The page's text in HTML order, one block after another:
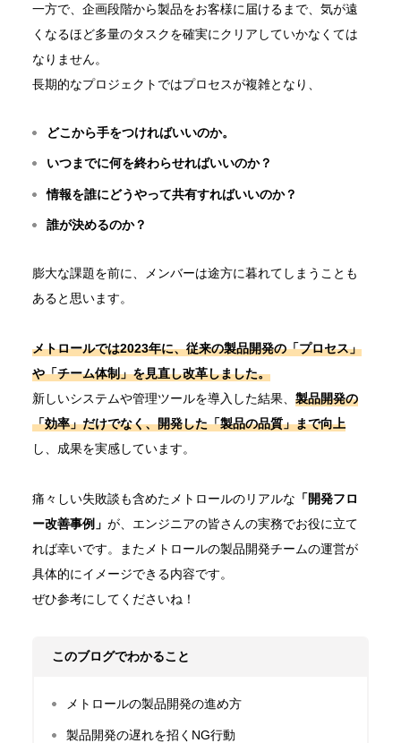
一方で、企画段階から製品をお客様に届けるまで、気が遠
くなるほど多量のタスクを確実にクリアしていかなくては
なりません。
長期的なプロジェクトではプロセスが複雑となり、
どこから手をつければいいのか。
いつまでに何を終わらせればいいのか？
情報を誰にどうやって共有すればいいのか？
誰が決めるのか？
膨大な課題を前に、メンバーは途方に暮れてしまうことも
あると思います。
メトロールでは2023年に、従来の製品開発の「プロセス」
や「チーム体制」を見直し改革しました。
新しいシステムや管理ツールを導入した結果、 製品開発の
「効率」だけでなく、開発した「製品の品質」まで向上
し、成果を実感しています。
痛々しい失敗談も含めたメトロールのリアルな 「開発フロ
ー改善事例」 が、エンジニアの皆さんの実務でお役に立て
れば幸いです。またメトロールの製品開発チームの運営が
具体的にイメージできる内容です。
ぜひ参考にしてくださいね！
このブログでわかること
メトロールの製品開発の進め方
製品開発の遅れを招くNG行動